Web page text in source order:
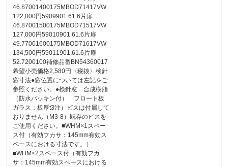
46.87001400175MBOD71417VW
122,000円5909901.61.6片扉
46.87001500175MBOD71517VW
127,000円59010901.61.6片扉
49.77001600175MBOD71617VW
134,500円59011901.61.6片扉
52.7200100補修品番BN54360017
希望小売価格2,580円〈税抜〉検針
窓寸法●窓位置については左記をご
参照ください。●検針窓 合成樹脂
（防水パッキン付） フロート板
ガラス：板厚t3注）ビスは付属して
おりません（M3-8）既存のビスを
ご使用ください。■WHM×1スペー
ス付（有効フカサ：145mm有効ス
ペースにおける寸法です。）
■WHM×2スペース付（有効フカ
サ：145mm有効スペースにおける